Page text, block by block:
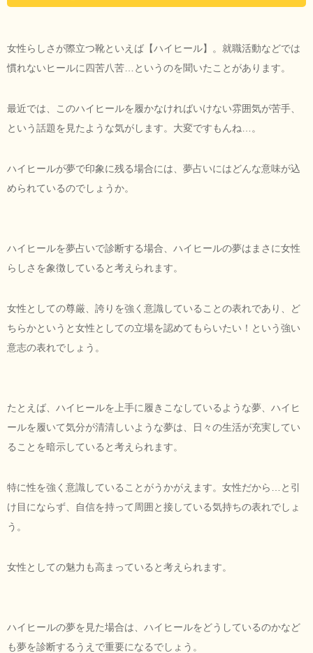
女性らしさが際立つ靴といえば【ハイヒール】。就職活動などでは
慣れないヒールに四苦八苦…というのを聞いたことがあります。
最近では、このハイヒールを履かなければいけない雰囲気が苦手、
という話題を見たような気がします。大変ですもんね…。
ハイヒールが夢で印象に残る場合には、夢占いにはどんな意味が込
められているのでしょうか。
ハイヒールを夢占いで診断する場合、ハイヒールの夢はまさに女性
らしさを象徴していると考えられます。
女性としての尊厳、誇りを強く意識していることの表れであり、ど
ちらかというと女性としての立場を認めてもらいたい！という強い
意志の表れでしょう。
たとえば、ハイヒールを上手に履きこなしているような夢、ハイヒ
ールを履いて気分が清清しいような夢は、日々の生活が充実してい
ることを暗示していると考えられます。
特に性を強く意識していることがうかがえます。女性だから…と引
け目にならず、自信を持って周囲と接している気持ちの表れでしょ
う。
女性としての魅力も高まっていると考えられます。
ハイヒールの夢を見た場合は、ハイヒールをどうしているのかなど
も夢を診断するうえで重要になるでしょう。